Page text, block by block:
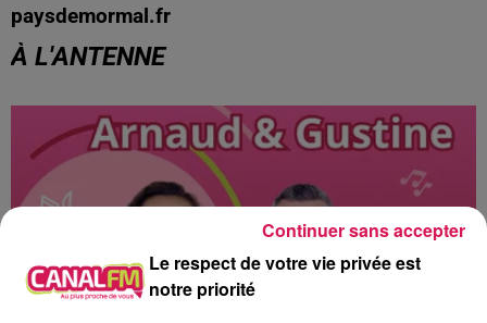
paysdemormal.fr
À L'ANTENNE
Le respect de votre vie privée est
notre priorité
Continuer sans accepter